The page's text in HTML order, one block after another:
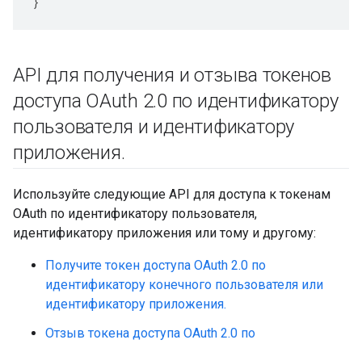
API для получения и отзыва токенов
доступа OAuth 2.0 по идентификатору
пользователя и идентификатору
приложения.
Используйте следующие API для доступа к токенам
OAuth по идентификатору пользователя,
идентификатору приложения или тому и другому:
Получите токен доступа OAuth 2.0 по
идентификатору конечного пользователя или
идентификатору приложения.
Отзыв токена доступа OAuth 2.0 по